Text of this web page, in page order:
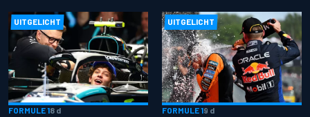
UITGELICHT
FORMULE 18 d
UITGELICHT
FORMULE 19 d